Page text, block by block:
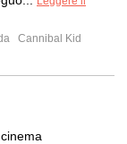
Cannibal Kid